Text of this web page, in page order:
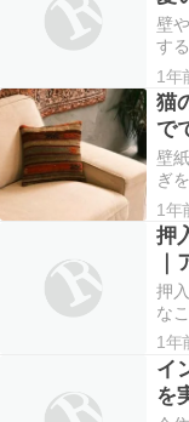
さ
壁
す
住
を
の
で
の
1年
猫
で
壁
ぎ
り
す
に
の
猫
1年
押
押
な
の
い
量
う
1年
イ
を